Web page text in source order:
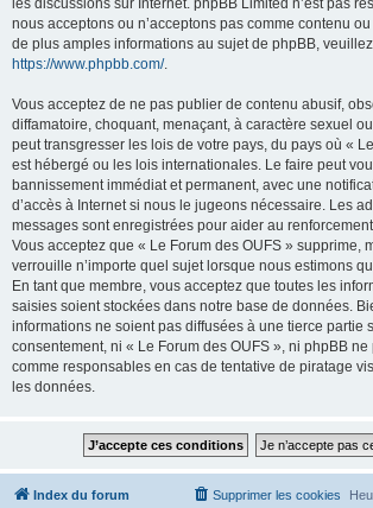
les discussions sur Internet. phpBB Limited n’est pas
nous acceptons ou n’acceptons pas comme contenu
de plus amples informations au sujet de phpBB,
https://www.phpbb.com/.
Vous acceptez de ne pas publier de contenu abusif,
diffamatoire, choquant, menaçant, à caractère sexuel
peut transgresser les lois de votre pays, du pays où «
est hébergé ou les lois internationales. Le faire peut
bannissement immédiat et permanent, avec une
d’accès à Internet si nous le jugeons nécessaire. Les
messages sont enregistrées pour aider au
Vous acceptez que « Le Forum des OUFS » supprime,
verrouille n’importe quel sujet lorsque nous estimons
En tant que membre, vous acceptez que toutes les
saisies soient stockées dans notre base de données.
informations ne soient pas diffusées à une tierce partie
consentement, ni « Le Forum des OUFS », ni phpBB
comme responsables en cas de tentative de piratage
les données.
Index du forum Supprimer les cookies